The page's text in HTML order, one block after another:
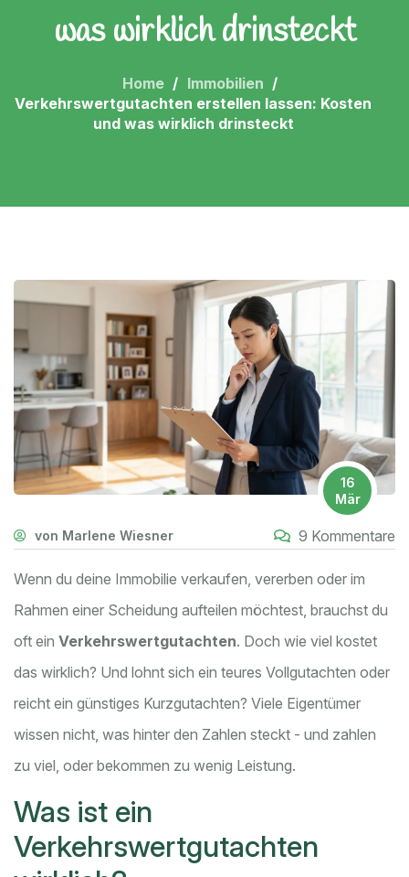
was wirklich drinsteckt
Home
Immobilien
Verkehrswertgutachten erstellen lassen: Kosten
und was wirklich drinsteckt
16
Mär
von Marlene Wiesner 9 Kommentare
Wenn du deine Immobilie verkaufen, vererben oder im
Rahmen einer Scheidung aufteilen möchtest, brauchst du
oft ein Verkehrswertgutachten. Doch wie viel kostet
das wirklich? Und lohnt sich ein teures Vollgutachten oder
reicht ein günstiges Kurzgutachten? Viele Eigentümer
wissen nicht, was hinter den Zahlen steckt - und zahlen
zu viel, oder bekommen zu wenig Leistung.
Was ist ein
Verkehrswertgutachten